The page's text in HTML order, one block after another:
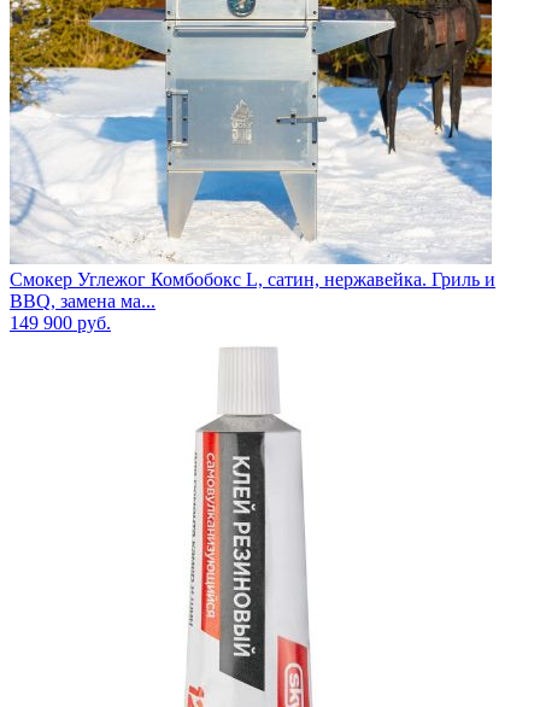
Смокер Углежог Комбобокс L, сатин, нержавейка. Гриль и
BBQ, замена ма...
149 900 руб.